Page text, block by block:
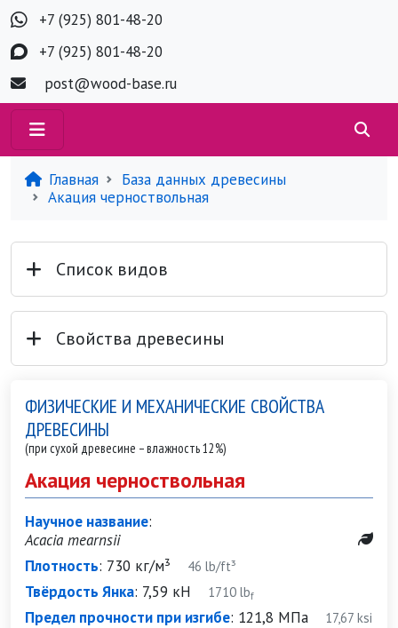
+7 (925) 801-48-20
+7 (925) 801-48-20
post@wood-base.ru
Главная
База данных древесины
Акация черноствольная
Список видов
Свойства древесины
ФИЗИЧЕСКИЕ И МЕХАНИЧЕСКИЕ СВОЙСТВА
ДРЕВЕСИНЫ
(при сухой древесине – влажность 12%)
Акация черноствольная
Научное название:
Acacia mearnsii
Плотность: 730 кг/м³ 46 lb/ft³
Твёрдость Янка: 7,59 кН 1710 lbf
Предел прочности при изгибе: 121,8 МПа 17,67 ksi